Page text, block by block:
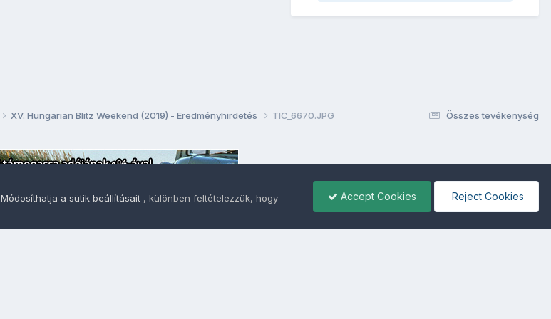
Összes tevékenység
XV. Hungarian Blitz Weekend (2019) - Eredményhirdetés TIC_6670.JPG
Módosíthatja a sütik beállításait , különben feltételezzük, hogy
Accept Cookies Reject Cookies